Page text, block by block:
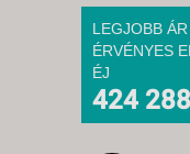
LEGJOBB ÁR
ÉRVÉNYES
ÉJ
424 288